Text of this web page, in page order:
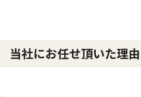
当社にお任せ頂いた理